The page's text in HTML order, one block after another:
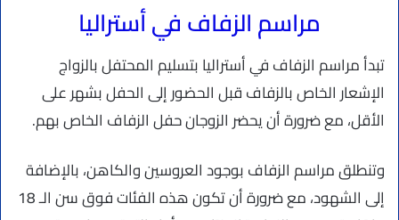
مراسم الزفاف في أستراليا
تبدأ مراسم الزفاف في أستراليا بتسليم المحتفل بالزواج
الإشعار الخاص بالزفاف قبل الحضور إلى الحفل بشهر على
الأقل، مع ضرورة أن يحضر الزوجان حفل الزفاف الخاص بهم.
وتنطلق مراسم الزفاف بوجود العروسين والكاهن، بالإضافة
إلى الشهود، مع ضرورة أن تكون هذه الفئات فوق سن الـ 18